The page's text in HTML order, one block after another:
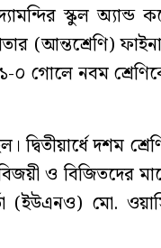
স্কুল অ্যান্ড
(আন্তশ্রেণি)
০ গোলে নবম
দশম
ও বিজিতদের
(ইউএনও) মো.